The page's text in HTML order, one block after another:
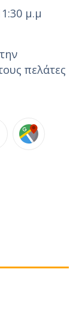
μ.μ
πελάτες